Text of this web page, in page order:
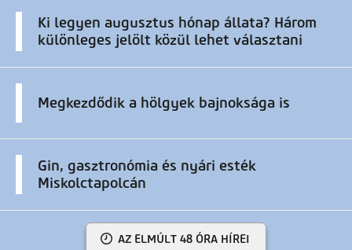
Ki legyen augusztus hónap állata? Három
különleges jelölt közül lehet választani
Megkezdődik a hölgyek bajnoksága is
Gin, gasztronómia és nyári esték
Miskolctapolcán
AZ ELMÚLT 48 ÓRA HÍREI